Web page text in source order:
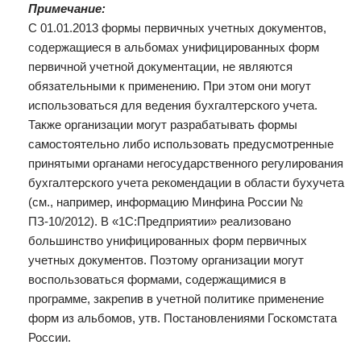
Примечание:
С 01.01.2013 формы первичных учетных документов,
содержащиеся в альбомах унифицированных форм
первичной учетной документации, не являются
обязательными к применению. При этом они могут
использоваться для ведения бухгалтерского учета.
Также организации могут разрабатывать формы
самостоятельно либо использовать предусмотренные
принятыми органами негосударственного регулирования
бухгалтерского учета рекомендации в области бухучета
(см., например, информацию Минфина России №
ПЗ-10/2012). В «1С:Предприятии» реализовано
большинство унифицированных форм первичных
учетных документов. Поэтому организации могут
воспользоваться формами, содержащимися в
программе, закрепив в учетной политике применение
форм из альбомов, утв. Постановлениями Госкомстата
России.